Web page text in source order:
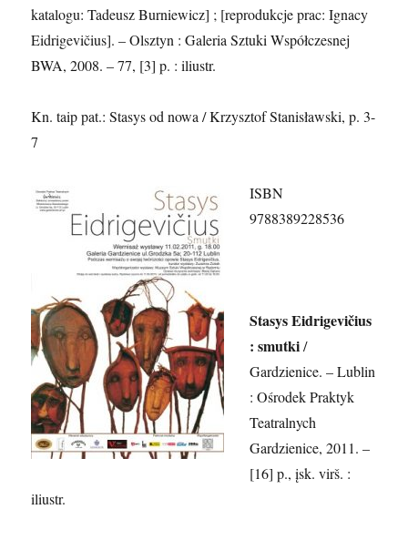
katalogu: Tadeusz Burniewicz] ; [reprodukcje prac: Ignacy
Eidrigevičius]. – Olsztyn : Galeria Sztuki Współczesnej
BWA, 2008. – 77, [3] p. : iliustr.
Kn. taip pat.: Stasys od nowa / Krzysztof Stanisławski, p. 3-
7
ISBN
9788389228536
Stasys Eidrigevičius
: smutki/
Gardzienice. – Lublin
: Ośrodek Praktyk
Teatralnych
Gardzienice, 2011. –
[16] p., įsk. virš. :
iliustr.